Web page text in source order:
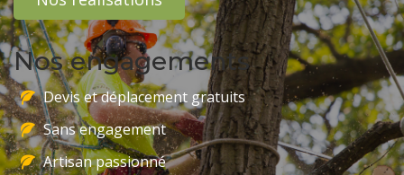
Nos engagements
Devis et déplacement gratuits
Sans engagement
Artisan passionné